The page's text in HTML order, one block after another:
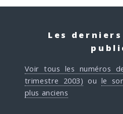
Les
Voir tous les numéros
trimestre 2003) ou le
plus anciens